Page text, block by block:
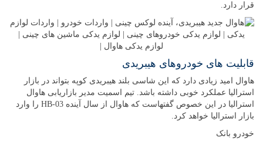
قرار دارد.
قابلیت های خودروهای هیبریدی
هاوال امید زیادی دارد که این شاسی بلند هیبریدی کوپه بتواند در بازار
استرالیا عملکرد خوبی داشته باشد. تیم اسمیت مدیر بازاریابی هاوال
استرالیا در این خصوص گفتهاست که هاوال از سال آینده HB-03 را وارد
بازار استرالیا خواهد کرد.
خودرو بانک